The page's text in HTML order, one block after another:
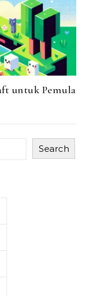
untuk Pemula
Search